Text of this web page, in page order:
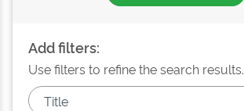
Add filters:
Use filters to refine the search results.